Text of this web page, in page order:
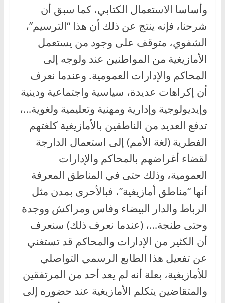
وأساسا الاستعمال الكتابي، كما سبق أن
شرحنا، فإنه ينتج عن ذلك أن هذا “الترسيم”،
الشفوي، متوقف على وجود من يستعمل
الأمازيغية من المواطنين عند ولوجه إلى
المحاكم والإدارات العمومية. وعندما نعرف
أن إكراهات عديدة، سياسية واجتماعية ودينية
وإيديولوجية وإدارية ومهنية وتعليمية ولغوية…،
تدفع العديد من الناطقين بالأمازيغية كلغتهم
الفطرية (لغة الأمم) إلى استعمال الدارجة
لقضاء أغراضهم بالمحاكم والإدارات
العمومية، وذلك حتى في المناطق المعرفة
أنها “مناطق أمازيغية”، فبالأحرى بمدن مثل
الرباط والدار البيضاء وفاس ومراكش ووجدة
وحتى طنجة…، (عندما نعرف ذلك) سنعرف
أن الكثير من الإدارات والمحاكم قد تستغني
عن تفعيل هذا الطابع الرسمي التواصلي
للأمازيغية، بعلة أنه لم يعد أحد من المرتفقين
والمتقاضين يتكلم الأمازيغية عند حضوره إلى